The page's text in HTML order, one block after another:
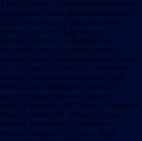
Иерусалима – дожди перемежаются с
раскаты грома, вспышки молнии.
снегопадом – кругом белым-
продемонстрировать за
все прелести, на которые она
любую погоду остается всегда
светом, прозрачным воздухом и
присущей только ему – светлому
Долгожданные дожди стали
водный резервуар страны, но
уровня воды еще далеко,
три дня нового 2002 года, наступают
еврейский Новый Год еще
в сентябре. Это один из
Талмуду этот день – день